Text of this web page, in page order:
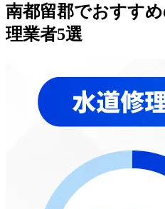
南都留郡でおすす
理業者5選